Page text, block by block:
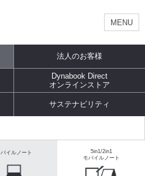
MENU
法人のお客様
Dynabook Direct
オンラインストア
サステナビリティ
バイルノート
5in1/2in1
モバイルノート